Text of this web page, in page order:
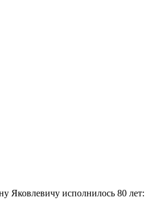
Яковлевичу исполнилось 80 лет: